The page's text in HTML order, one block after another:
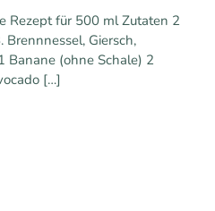
Rezept für 500 ml Zutaten 2
Giersch,
Banane (ohne Schale) 2
[…]